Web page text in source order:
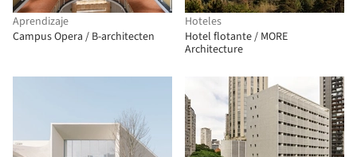
Aprendizaje
Campus Opera / B-architecten
Hoteles
Hotel flotante / MORE
Architecture